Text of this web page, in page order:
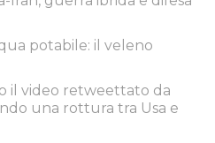
potabile: il veleno
il video retweettato da
una rottura tra Usa e